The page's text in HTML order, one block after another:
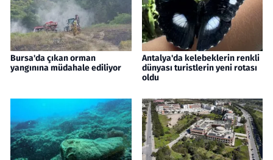
Bursa'da çıkan orman
yangınına müdahale ediliyor
Antalya'da kelebeklerin renkli
dünyası turistlerin yeni rotası
oldu